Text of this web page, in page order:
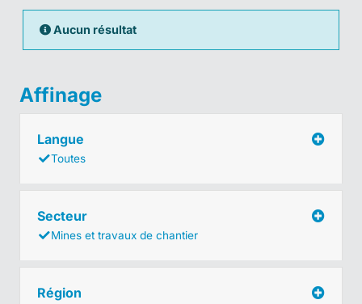
Aucun résultat
Affinage
Langue
Toutes
Secteur
Mines et travaux de chantier
Région